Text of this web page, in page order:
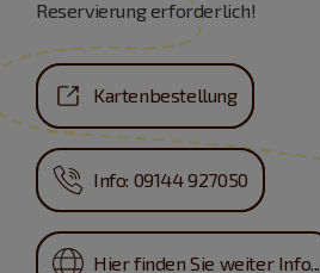
Reservierung erforderlich!
Kartenbestellung
Info: 09144 927050
Hier finden Sie weiter Info...